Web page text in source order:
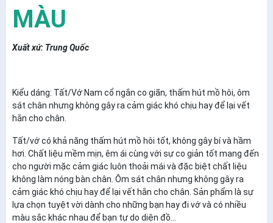
MÀU
Xuất xứ: Trung Quốc
Kiểu dáng: Tất/Vớ Nam cổ ngắn co giãn, thấm hút mồ hôi, ôm
sát chân nhưng không gây ra cảm giác khó chịu hay để lại vết
hằn cho chân.
Tất/vớ có khả năng thấm hút mồ hôi tốt, không gây bí và hầm
hơi. Chất liệu mềm mịn, êm ái cùng với sự co giản tốt mang đến
cho người mặc cảm giác luôn thoải mái và đặc biệt chất liệu
không làm nóng bàn chân. Ôm sát chân nhưng không gây ra
cảm giác khó chịu hay để lại vết hằn cho chân. Sản phẩm là sự
lựa chọn tuyệt vời dành cho những bạn hay đi vớ và có nhiều
màu sắc khác nhau để bạn tự do diện đồ...